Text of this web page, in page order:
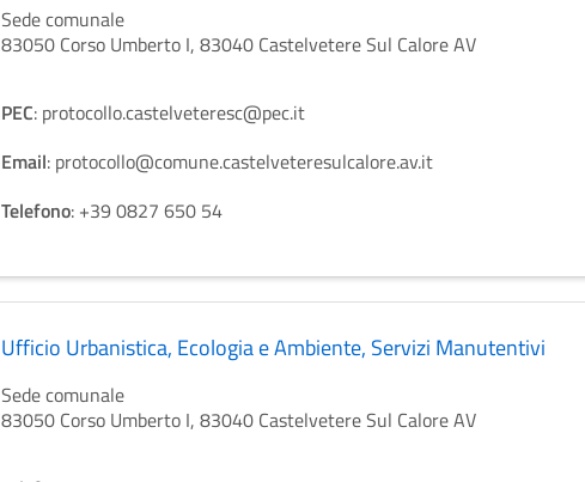
Sede comunale
83050 Corso Umberto I, 83040 Castelvetere Sul Calore AV
PEC: protocollo.castelveteresc@pec.it
Email: protocollo@comune.castelveteresulcalore.av.it
Telefono: +39 0827 650 54
Ufficio Urbanistica, Ecologia e Ambiente, Servizi Manutentivi
Sede comunale
83050 Corso Umberto I, 83040 Castelvetere Sul Calore AV